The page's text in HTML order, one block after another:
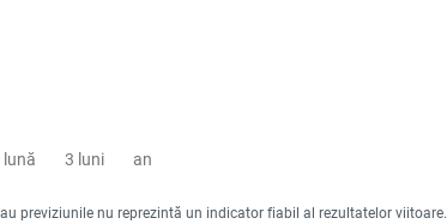
lună 3 luni an
previziunile nu reprezintă un indicator fiabil al rezultatelor viitoare.